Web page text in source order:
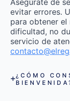
evitar errores.
para obtener el
dificultad, no
servicio de
¿CÓMO